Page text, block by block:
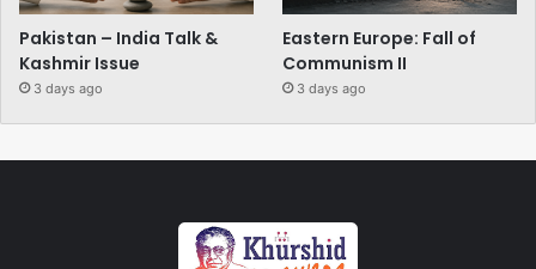
Pakistan – India Talk &
Kashmir Issue
3 days ago
Eastern Europe: Fall of
Communism II
3 days ago